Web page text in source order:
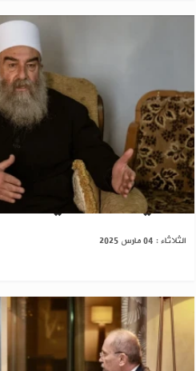
الهجري: مشروعنا في
الثلاثاء : 04 مارس 2025